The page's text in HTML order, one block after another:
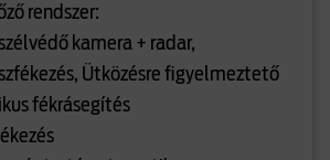
rendszer:
kamera + radar,
Ütközésre figyelmeztető
fékrásegítés